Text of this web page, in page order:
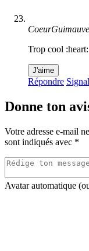
Trop cool :heart:
J'aime
Répondre
Donne ton
Votre adresse e-mail
sont indiqués avec *
Avatar automatique